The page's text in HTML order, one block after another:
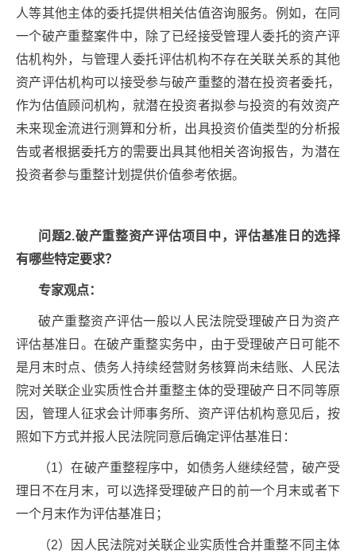
人等其他主体的委托提供相关估值咨询服务。例如，在同
一个破产重整案件中，除了已经接受管理人委托的资产评
估机构外，与管理人委托评估机构不存在关联关系的其他
资产评估机构可以接受参与破产重整的潜在投资者委托，
作为估值顾问机构，就潜在投资者拟参与投资的有效资产
未来现金流进行测算和分析，出具投资价值类型的分析报
告或者根据委托方的需要出具其他相关咨询报告，为潜在
投资者参与重整计划提供价值参考依据。
问题2.破产重整资产评估项目中，评估基准日的选择
有哪些特定要求？
专家观点：
破产重整资产评估一般以人民法院受理破产日为资产
评估基准日。在破产重整实务中，由于受理破产日可能不
是月末时点、债务人持续经营财务核算尚未结账、人民法
院对关联企业实质性合并重整主体的受理破产日不同等原
因，管理人征求会计师事务所、资产评估机构意见后，按
照如下方式并报人民法院同意后确定评估基准日：
（1）在破产重整程序中，如债务人继续经营，破产受
理日不在月末，可以选择受理破产日的前一个月末或者下
一个月末作为评估基准日；
（2）因人民法院对关联企业实质性合并重整不同主体